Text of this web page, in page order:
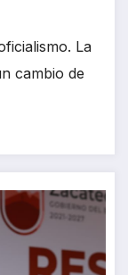
La
cambio de